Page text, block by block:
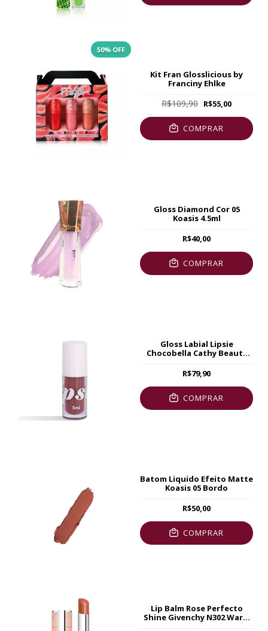
50% OFF
Kit Fran Glosslicious by
Franciny Ehlke
R$109,90 R$55,00
COMPRAR
Gloss Diamond Cor 05
Koasis 4.5ml
R$40,00
COMPRAR
Gloss Labial Lipsie
Chocobella Cathy Beauty
R$79,90
COMPRAR
Batom Liquido Efeito Matte
Koasis 05 Bordo
R$50,00
COMPRAR
Lip Balm Rose Perfecto
Shine Givenchy N302 Warm